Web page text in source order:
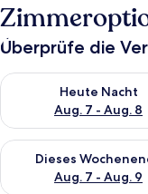
Überprüfe die
Heute Nacht
Aug. 7 - Aug. 8
Überprüfe die
Dieses
Aug. 7 - Aug. 9
Überprüfe die